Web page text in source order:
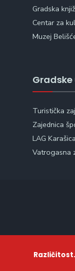
Gradska
Centar za
Muzej
Turistička
Zajednica
LAG Karašica
Vatrogasna